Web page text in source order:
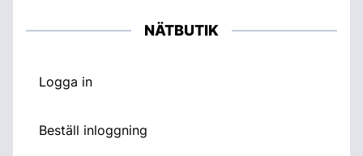
NÄTBUTIK
Logga in
Beställ inloggning